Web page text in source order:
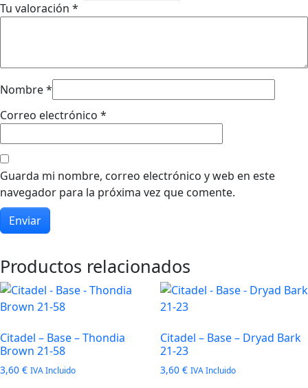
Tu valoración *
Nombre*
Correo electrónico *
Guarda mi nombre, correo electrónico y web en este
navegador para la próxima vez que comente.
Productos relacionados
Citadel – Base – Thondia
Brown 21-58
3,60 € IVA Incluido
Citadel – Base – Dryad Bark
21-23
3,60 € IVA Incluido